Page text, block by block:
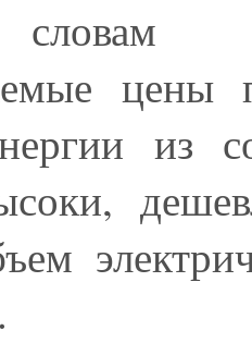
цены
из